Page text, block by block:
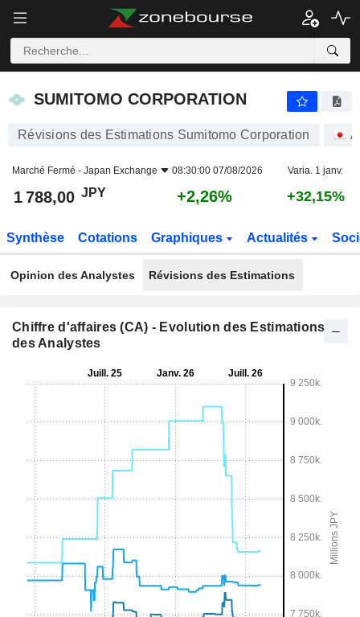
SUMITOMO CORPORATION
SUMITOMO CORPORATION
Révisions des Estimations Sumitomo Corporation
Marché Fermé - Japan Exchange 08:30:00 07/08/2026 Varia. 1 janv.
1 788,00 JPY +2,26% +32,15%
Synthèse Cotations Graphiques Actualités
Opinion des Analystes Révisions des Estimations
Chiffre d'affaires (CA) - Evolution des Estimations
des Analystes